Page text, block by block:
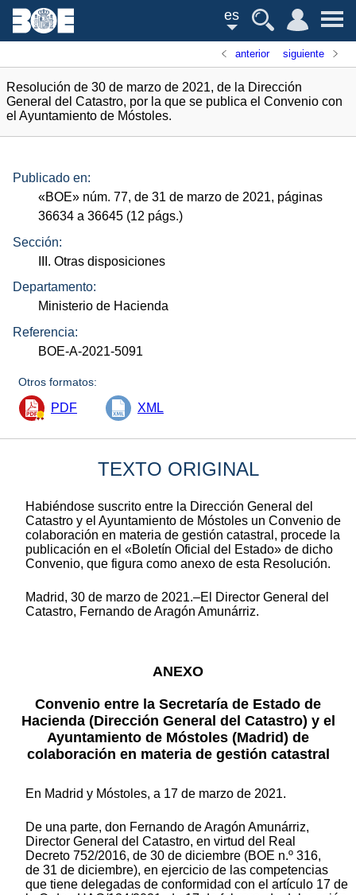
es
anterior siguiente
Resolución de 30 de marzo de 2021, de la Dirección
General del Catastro, por la que se publica el Convenio con
el Ayuntamiento de Móstoles.
Publicado en:
«BOE» núm. 77, de 31 de marzo de 2021, páginas
36634 a 36645 (12 págs.)
Sección:
III. Otras disposiciones
Departamento:
Ministerio de Hacienda
Referencia:
BOE-A-2021-5091
Otros formatos:
PDF XML
TEXTO ORIGINAL
Habiéndose suscrito entre la Dirección General del
Catastro y el Ayuntamiento de Móstoles un Convenio de
colaboración en materia de gestión catastral, procede la
publicación en el «Boletín Oficial del Estado» de dicho
Convenio, que figura como anexo de esta Resolución.
Madrid, 30 de marzo de 2021.–El Director General del
Catastro, Fernando de Aragón Amunárriz.
ANEXO
Convenio entre la Secretaría de Estado de
Hacienda (Dirección General del Catastro) y el
Ayuntamiento de Móstoles (Madrid) de
colaboración en materia de gestión catastral
En Madrid y Móstoles, a 17 de marzo de 2021.
De una parte, don Fernando de Aragón Amunárriz,
Director General del Catastro, en virtud del Real
Decreto 752/2016, de 30 de diciembre (BOE n.º 316,
de 31 de diciembre), en ejercicio de las competencias
que tiene delegadas de conformidad con el artículo 17 de